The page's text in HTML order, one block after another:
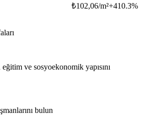
₺102,06/m²+410.3%
ve sosyoekonomik yapısını
bulun